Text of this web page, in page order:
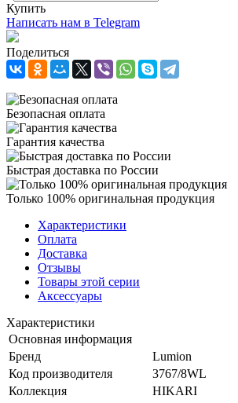
Купить
Написать нам в Telegram
Поделиться
Безопасная оплата
Гарантия качества
Быстрая доставка по России
Только 100% оригинальная продукция
Характеристики
Оплата
Доставка
Отзывы
Товары этой серии
Аксессуары
Характеристики
Основная информация
Бренд
Lumion
Код производителя
3767/8WL
Коллекция
HIKARI